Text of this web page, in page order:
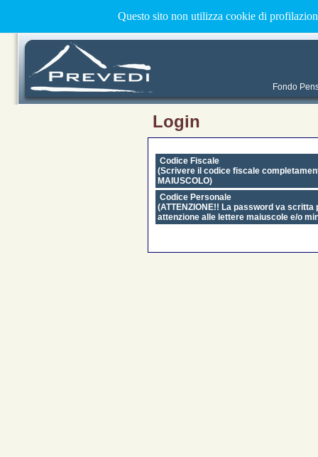
Questo sito non utilizza cookie di
Fondo
Login
Codice Fiscale
(Scrivere il codice fiscale
MAIUSCOLO)
Codice Personale
(ATTENZIONE!! La password va scritta
attenzione alle lettere maiuscole e/o